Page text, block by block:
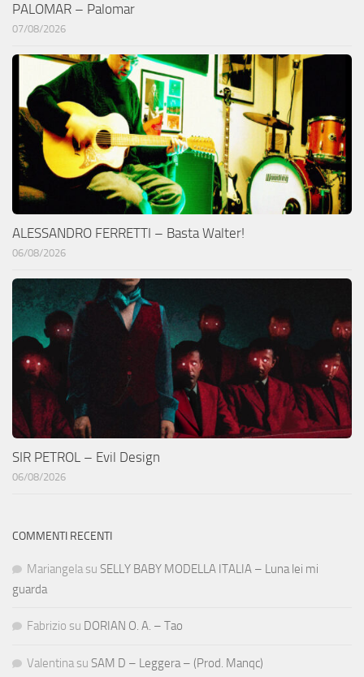
PALOMAR – Palomar
07/08/2026
ALESSANDRO FERRETTI – Basta Walter!
06/08/2026
SIR PETROL – Evil Design
06/08/2026
COMMENTI RECENTI
Mariangela su SELLY BABY MODELLA ITALIA – Luna lei mi
guarda
Fabrizio su DORIAN O. A. – Tao
Valentina su SAM D – Leggera – (Prod. Manqc)